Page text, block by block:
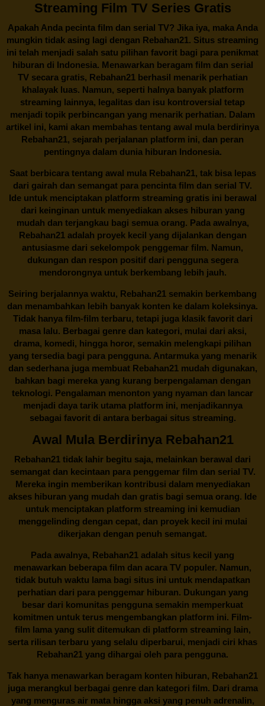
Streaming Film TV Series Gratis
Apakah Anda pecinta film dan serial TV? Jika iya, maka Anda
mungkin tidak asing lagi dengan Rebahan21. Situs streaming
ini telah menjadi salah satu pilihan favorit bagi para penikmat
hiburan di Indonesia. Menawarkan beragam film dan serial
TV secara gratis, Rebahan21berhasil menarik perhatian
khalayak luas. Namun, seperti halnya banyak platform
streaming lainnya, legalitas dan isu kontroversial tetap
menjadi topik perbincangan yang menarik perhatian. Dalam
artikel ini, kami akan membahas tentang awal mula berdirinya
Rebahan21, sejarah perjalanan platform ini, dan peran
pentingnya dalam dunia hiburan Indonesia.
Saat berbicara tentang awal mula Rebahan21, tak bisa lepas
dari gairah dan semangat para pencinta film dan serial TV.
Ide untuk menciptakan platform streaming gratis ini berawal
dari keinginan untuk menyediakan akses hiburan yang
mudah dan terjangkau bagi semua orang. Pada awalnya,
Rebahan21 adalah proyek kecil yang dijalankan dengan
antusiasme dari sekelompok penggemar film. Namun,
dukungan dan respon positif dari pengguna segera
mendorongnya untuk berkembang lebih jauh.
Seiring berjalannya waktu, Rebahan21 semakin berkembang
dan menambahkan lebih banyak konten ke dalam koleksinya.
Tidak hanya film-film terbaru, tetapi juga klasik favorit dari
masa lalu. Berbagai genre dan kategori, mulai dari aksi,
drama, komedi, hingga horor, semakin melengkapi pilihan
yang tersedia bagi para pengguna. Antarmuka yang menarik
dan sederhana juga membuatRebahan21mudah digunakan,
bahkan bagi mereka yang kurang berpengalaman dengan
teknologi. Pengalaman menonton yang nyaman dan lancar
menjadi daya tarik utama platform ini, menjadikannya
sebagai favorit di antara berbagai situs streaming.
Awal Mula Berdirinya Rebahan21
Rebahan21 tidak lahir begitu saja, melainkan berawal dari
semangat dan kecintaan para penggemar film dan serial TV.
Mereka ingin memberikan kontribusi dalam menyediakan
akses hiburan yang mudah dan gratis bagi semua orang. Ide
untuk menciptakan platform streaming ini kemudian
menggelinding dengan cepat, dan proyek kecil ini mulai
dikerjakan dengan penuh semangat.
Pada awalnya, Rebahan21 adalah situs kecil yang
menawarkan beberapa film dan acara TV populer. Namun,
tidak butuh waktu lama bagi situs ini untuk mendapatkan
perhatian dari para penggemar hiburan. Dukungan yang
besar dari komunitas pengguna semakin memperkuat
komitmen untuk terus mengembangkan platform ini. Film-
film lama yang sulit ditemukan di platform streaming lain,
serta rilisan terbaru yang selalu diperbarui, menjadi ciri khas
Rebahan21 yang dihargai oleh para pengguna.
Tak hanya menawarkan beragam konten hiburan, Rebahan21
juga merangkul berbagai genre dan kategori film. Dari drama
yang menguras air mata hingga aksi yang penuh adrenalin,